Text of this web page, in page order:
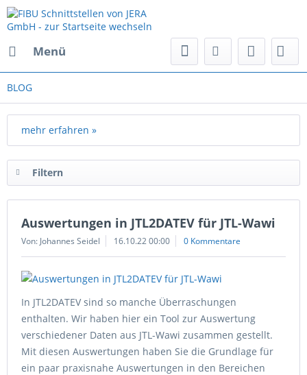
Menü
BLOG
mehr erfahren »
Filtern
Auswertungen in JTL2DATEV für JTL-Wawi
Von: Johannes Seidel 16.10.22 00:00 0 Kommentare
In JTL2DATEV sind so manche Überraschungen
enthalten. Wir haben hier ein Tool zur Auswertung
verschiedener Daten aus JTL-Wawi zusammen gestellt.
Mit diesen Auswertungen haben Sie die Grundlage für
ein paar praxisnahe Auswertungen in den Bereichen